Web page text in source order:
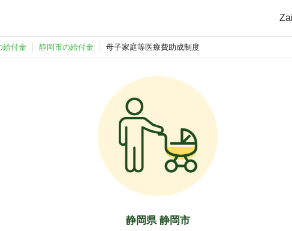
給付金 静岡市の給付金 母子家庭等医療費助成制度
静岡県 静岡市